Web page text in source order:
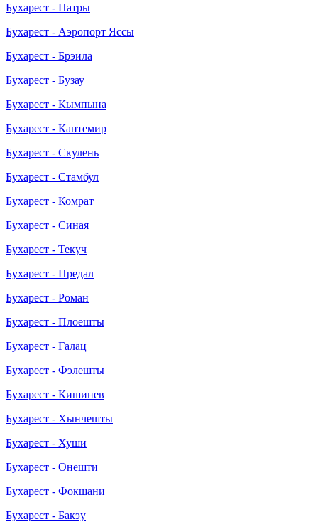
Бухарест - Патры
Бухарест - Аэропорт Яссы
Бухарест - Брэила
Бухарест - Бузау
Бухарест - Кымпына
Бухарест - Кантемир
Бухарест - Скулень
Бухарест - Стамбул
Бухарест - Комрат
Бухарест - Синая
Бухарест - Текуч
Бухарест - Предал
Бухарест - Роман
Бухарест - Плоешты
Бухарест - Галац
Бухарест - Фэлешты
Бухарест - Кишинев
Бухарест - Хынчешты
Бухарест - Хуши
Бухарест - Онешти
Бухарест - Фокшани
Бухарест - Бакэу